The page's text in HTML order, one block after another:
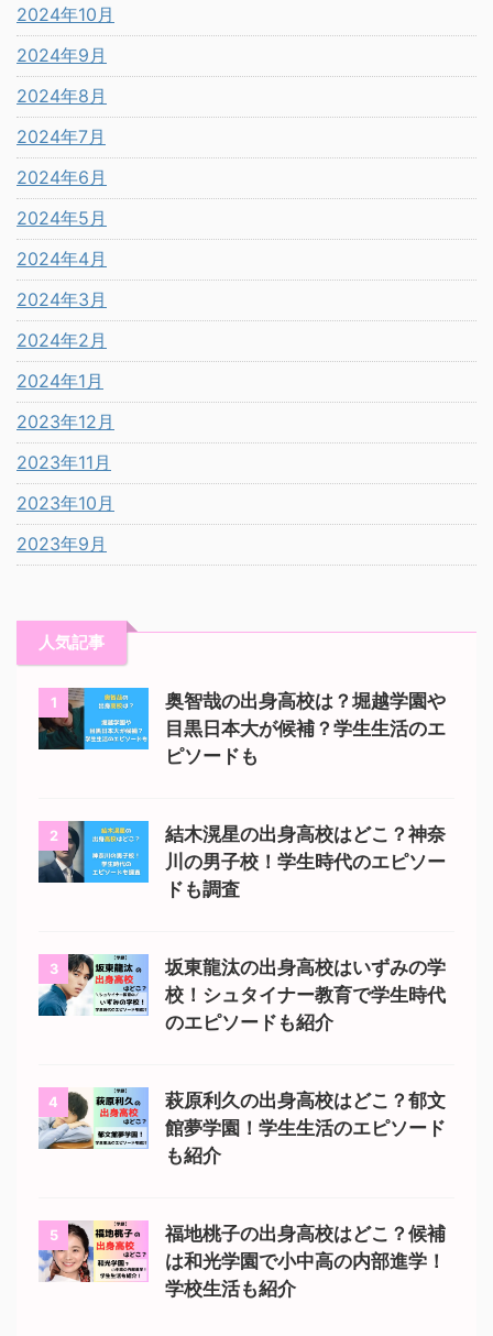
2024年10月
2024年9月
2024年8月
2024年7月
2024年6月
2024年5月
2024年4月
2024年3月
2024年2月
2024年1月
2023年12月
2023年11月
2023年10月
2023年9月
人気記事
1
奥智哉の出身高校は？堀越学園や
目黒日本大が候補？学生生活のエ
ピソードも
2
結木滉星の出身高校はどこ？神奈
川の男子校！学生時代のエピソー
ドも調査
3
坂東龍汰の出身高校はいずみの学
校！シュタイナー教育で学生時代
のエピソードも紹介
4
萩原利久の出身高校はどこ？郁文
館夢学園！学生生活のエピソード
も紹介
5
福地桃子の出身高校はどこ？候補
は和光学園で小中高の内部進学！
学校生活も紹介